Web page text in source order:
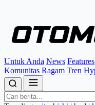
Untuk Anda News Features
Komunitas Ragam Tren